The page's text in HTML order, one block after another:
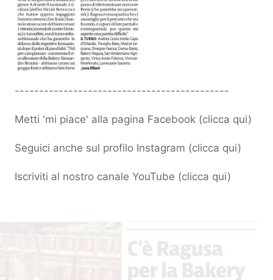
--------------------------------------------
Metti 'mi piace' alla pagina Facebook (clicca qui)
Seguici anche sul profilo Instagram (clicca qui)
Iscriviti al nostro canale YouTube (clicca qui)